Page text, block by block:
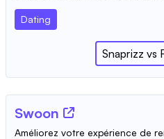
Dating
Snaprizz vs
Swoon
Améliorez votre expérience de